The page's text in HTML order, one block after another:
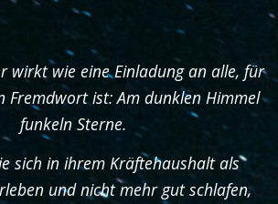
wirkt wie eine Einladung an alle, für
Fremdwort ist: Am dunklen Himmel
funkeln Sterne.
sich in ihrem Kräftehaushalt als
und nicht mehr gut schlafen,